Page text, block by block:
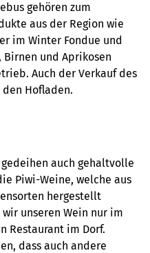
gehören zum
aus der Region wie
im Winter Fondue und
und Aprikosen
Auch der Verkauf des
Hofladen.
auch gehaltvolle
Piwi-Weine, welche aus
hergestellt
unseren Wein nur im
Restaurant im Dorf.
dass auch andere